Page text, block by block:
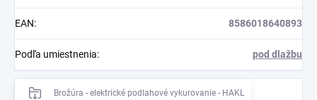
EAN: 8586018640893
Podľa umiestnenia: pod dlažbu
Brožúra - elektrické podlahové vykurovanie - HAKL